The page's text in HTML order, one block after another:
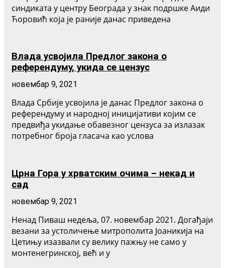
синдиката у центру Београда у знак подршке Аиди
Ћоровић која је раније данас приведена
Влада усвојила Предлог закона о
референдуму, укида се цензус
новембар 9, 2021
Влада Србије усвојила је данас Предлог закона о
референдуму и народној иницијативи којим се
предвиђа укидање обавезног цензуса за излазак
потребног броја гласача као услова
Црна Гора у хрватским очима – некад и
сад
новембар 9, 2021
Ненад Пиваш недеља, 07. новембар 2021. Догађаји
везани за устоличење митрополита Јоаникија на
Цетињу изазвали су велику пажњу не само у
монтенегринској, већ и у